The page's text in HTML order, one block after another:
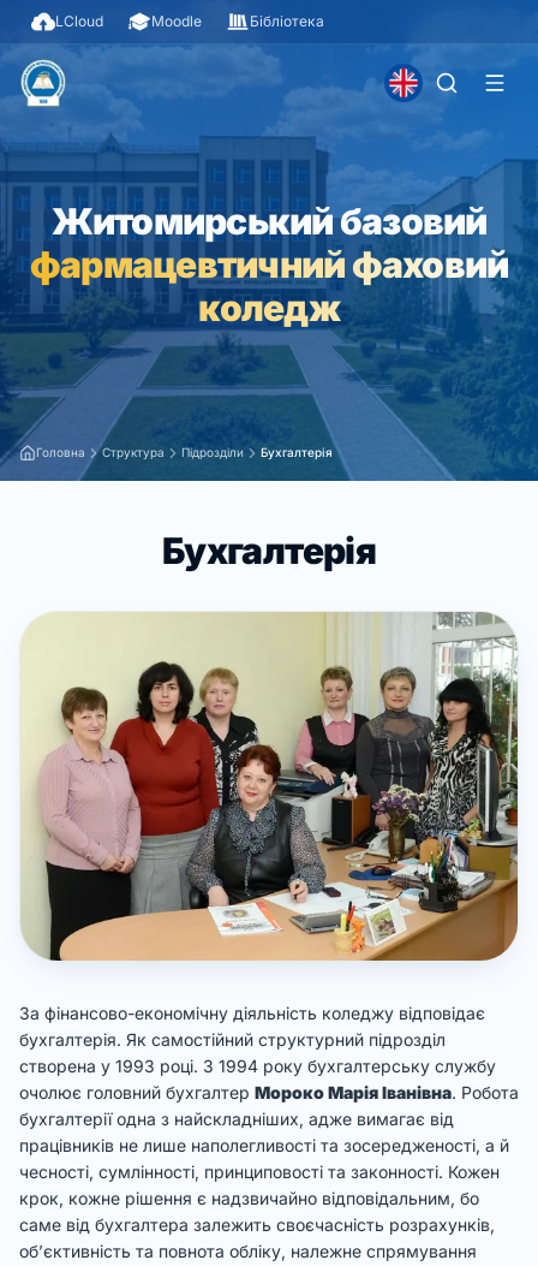
LCloud Moodle Бібліотека
Житомирський базовий
фармацевтичний фаховий
коледж
Головна Структура Підрозділи Бухгалтерія
Бухгалтерія
За фінансово-економічну діяльність коледжу відповідає
бухгалтерія. Як самостійний структурний підрозділ
створена у 1993 році. З 1994 року бухгалтерську службу
очолює головний бухгалтер Мороко Марія Іванівна. Робота
бухгалтерії одна з найскладніших, адже вимагає від
працівників не лише наполегливості та зосередженості, а й
чесності, сумлінності, принциповості та законності. Кожен
крок, кожне рішення є надзвичайно відповідальним, бо
саме від бухгалтера залежить своєчасність розрахунків,
об’єктивність та повнота обліку, належне спрямування